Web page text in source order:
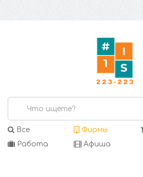
Все Фирмы
Работа
Афиша